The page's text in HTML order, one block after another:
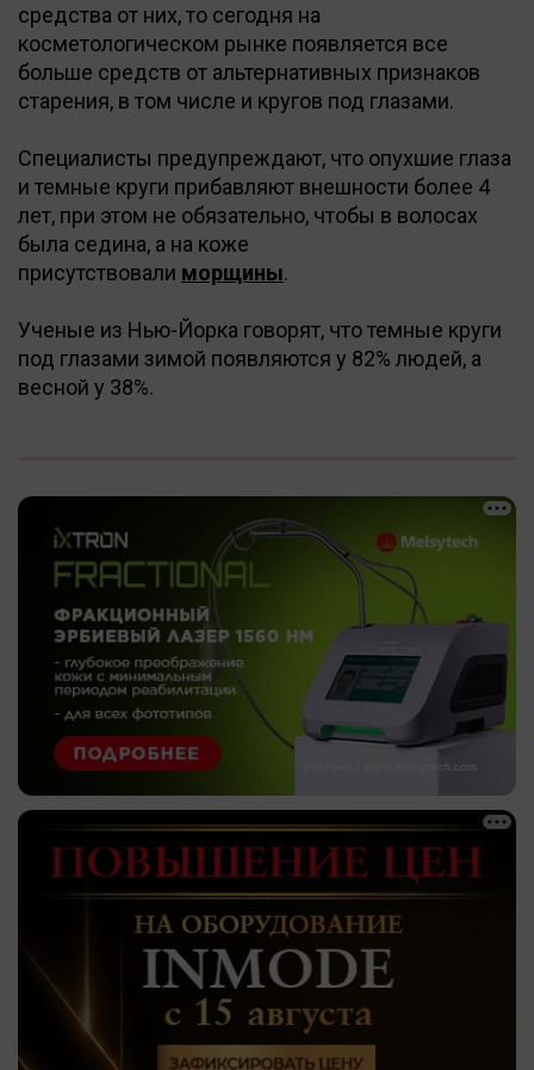
средства от них, то сегодня на
косметологическом рынке появляется все
больше средств от альтернативных признаков
старения, в том числе и кругов под глазами.
Специалисты предупреждают, что опухшие глаза
и темные круги прибавляют внешности более 4
лет, при этом не обязательно, чтобы в волосах
была седина, а на коже
присутствовали морщины.
Ученые из Нью-Йорка говорят, что темные круги
под глазами зимой появляются у 82% людей, а
весной у 38%.